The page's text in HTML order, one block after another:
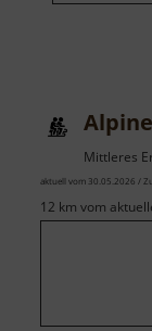
Mittleres
aktuell vom 30.05.2026 /
12 km vom